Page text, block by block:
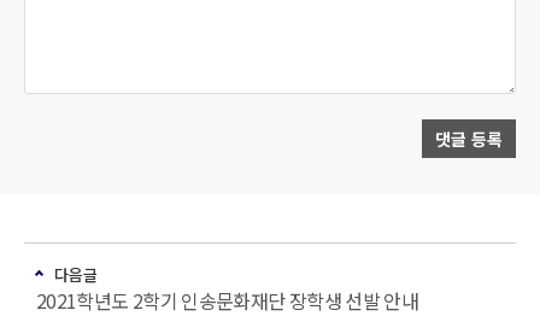
댓글 등록
다음글
2021학년도 2학기 인송문화재단 장학생 선발 안내